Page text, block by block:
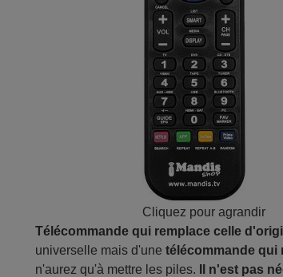
Cliquez pour agrandir
Télécommande qui remplace celle
universelle mais d'unetélécommande qui
n'aurez qu'à mettre les piles.
Il n'est pas